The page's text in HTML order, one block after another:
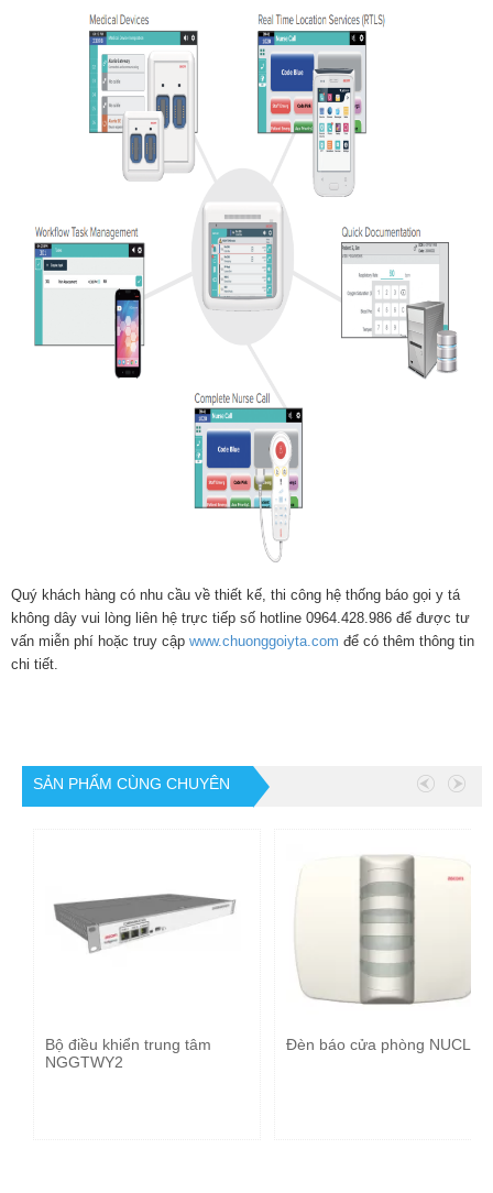
Quý khách hàng có nhu cầu về thiết kế, thi công hệ thống báo gọi y tá
không dây vui lòng liên hệ trực tiếp số hotline 0964.428.986 để được tư
vấn miễn phí hoặc truy cập www.chuonggoiyta.com để có thêm thông tin
chi tiết.
SẢN PHẨM CÙNG CHUYÊN
Bộ điều khiển trung tâm
NGGTWY2
Đèn báo cửa phòng NUCL4